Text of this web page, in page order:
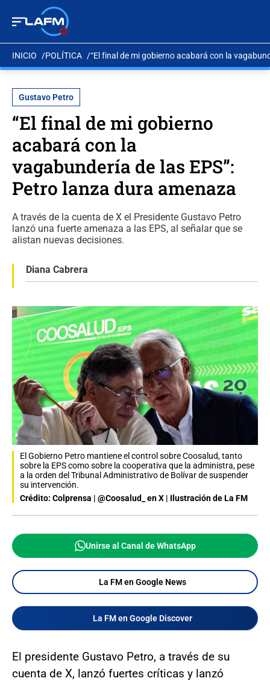
INICIO POLÍTICA “El final de mi gobierno acabará con la
Gustavo Petro
“El final de mi gobierno
acabará con la
vagabundería de las EPS”:
Petro lanza dura amenaza
A través de la cuenta de X el Presidente Gustavo Petro
lanzó una fuerte amenaza a las EPS, al señalar que se
alistan nuevas decisiones.
Diana Cabrera
El Gobierno Petro mantiene el control sobre Coosalud, tanto
sobre la EPS como sobre la cooperativa que la administra, pese
a la orden del Tribunal Administrativo de Bolívar de suspender
su intervención.
Crédito: Colprensa | @Coosalud_ en X | Ilustración de La FM
Unirse al Canal de WhatsApp
La FM en Google News
La FM en Google Discover
El presidente Gustavo Petro, a través de su
cuenta de X, lanzó fuertes críticas y lanzó